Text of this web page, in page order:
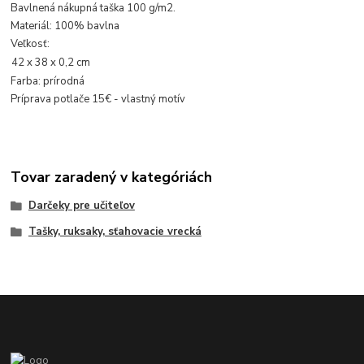
Bavlnená nákupná taška 100 g/m2.
Materiál: 100% bavlna
Veľkosť:
42 x 38 x 0,2 cm
Farba: prírodná
Príprava potlače 15€ - vlastný motív
Tovar zaradený v kategóriách
Darčeky pre učiteľov
Tašky, ruksaky, sťahovacie vrecká